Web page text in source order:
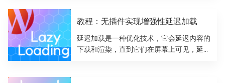
教程：无插件实现增强性延迟加载
延迟加载是一种优化技术，它会延迟内容的
下载和渲染，直到它们在屏幕上可见，延迟